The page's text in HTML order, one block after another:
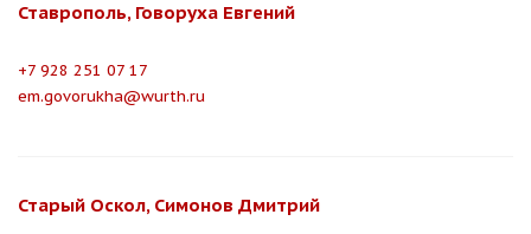
Ставрополь, Говоруха Евгений
+7 928 251 07 17
em.govorukha@wurth.ru
Старый Оскол, Симонов Дмитрий